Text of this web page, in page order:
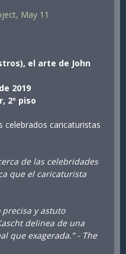
May 11
el arte de John
2019
2º piso
celebrados caricaturistas
de las celebridades
que el caricaturista
precisa y astuto
delinea de una
que exagerada.” - The